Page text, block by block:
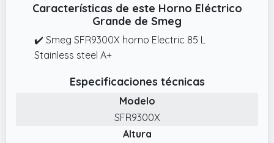
Características de este Horno Eléctrico
Grande de Smeg
✔️ Smeg SFR9300X horno Electric 85 L
Stainless steel A+
Especificaciones técnicas
Modelo
SFR9300X
Altura